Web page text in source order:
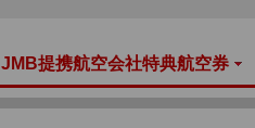
JMB提携航空会社特典航空券